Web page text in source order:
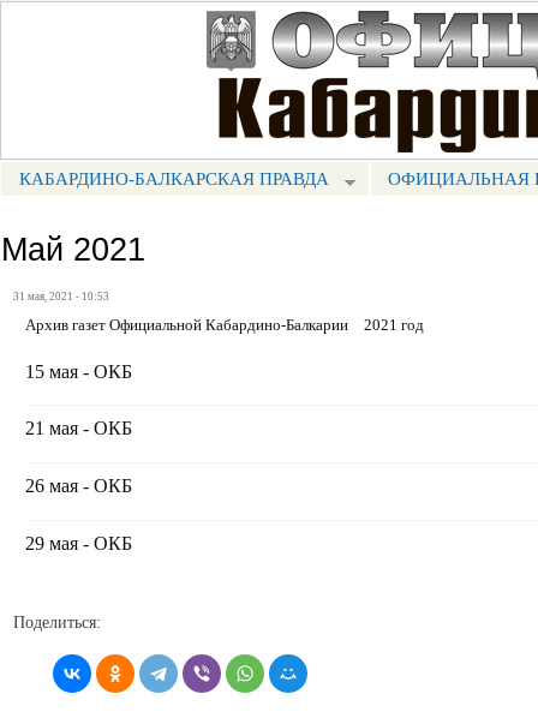
МЕНЮ КБП
КАБАРДИНО-БАЛКАРСКАЯ ПРАВДА ОФИЦИАЛЬНАЯ
Май 2021
31 мая, 2021 - 10:53
Архив газет Официальной Кабардино-Балкарии 2021 год
15 мая - ОКБ
21 мая - ОКБ
26 мая - ОКБ
29 мая - ОКБ
Поделиться: